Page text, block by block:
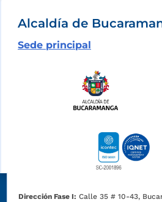
Alcaldía de
Sede principal
Dirección Fase I: Calle 35 # 10-43,